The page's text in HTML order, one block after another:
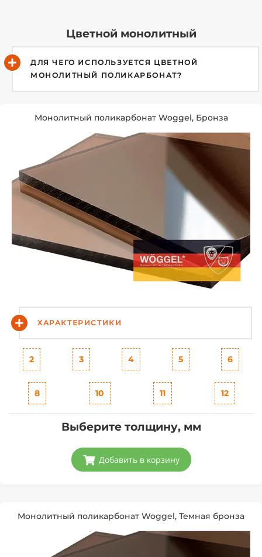
Цветной монолитный
ДЛЯ ЧЕГО ИСПОЛЬЗУЕТСЯ ЦВЕТНОЙ
МОНОЛИТНЫЙ ПОЛИКАРБОНАТ?
Монолитный поликарбонат Woggel, Бронза
ХАРАКТЕРИСТИКИ
2 3 4 5 6
8 10 11 12
Выберите толщину, мм
Добавить в корзину
Монолитный поликарбонат Woggel, Темная бронза